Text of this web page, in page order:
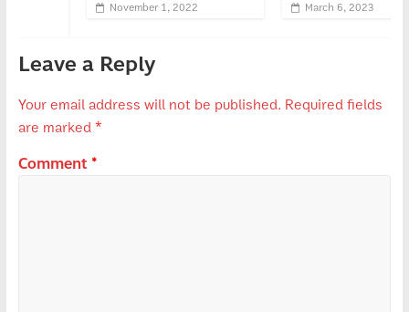
November 1, 2022 March 6, 2023
Leave a Reply
Your email address will not be published. Required fields
are marked *
Comment *